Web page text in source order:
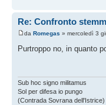
Re: Confronto
da Romegas » mercoledì 3
Purtroppo no, in quanto
Sub hoc signo militamus
Sol per difesa io pungo
(Contrada Sovrana dell'Istrice)